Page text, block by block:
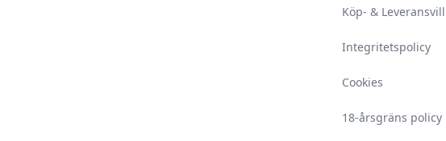
Köp- &
Integritetspolicy
Cookies
18-årsgräns policy